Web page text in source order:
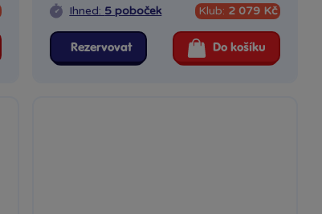
Ihned: 5 poboček Klub: 2 079 Kč
Rezervovat Do košíku